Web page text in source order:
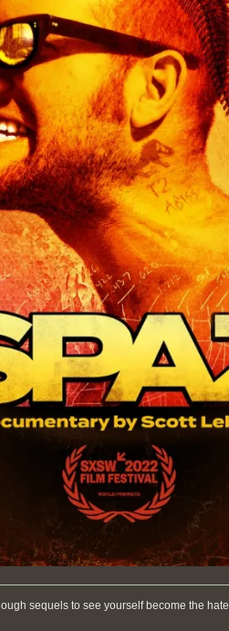
sequels to see yourself become the